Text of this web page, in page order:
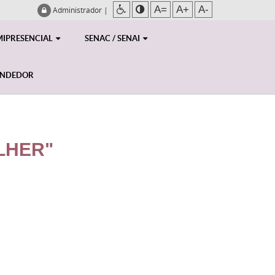
Administrador | A= A+ A-
SENAC / SENAI